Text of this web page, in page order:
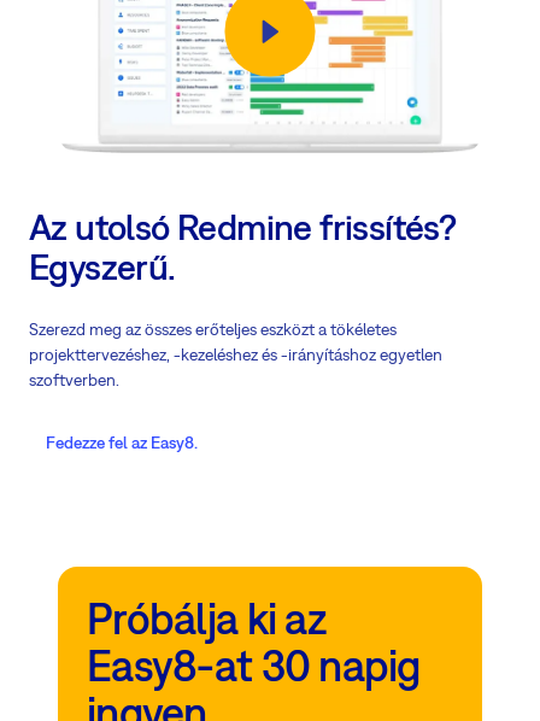
Az utolsó Redmine frissítés?
Egyszerű.
Szerezd meg az összes erőteljes eszközt a tökéletes
projekttervezéshez, -kezeléshez és -irányításhoz egyetlen
szoftverben.
Fedezze fel az Easy8.
Próbálja ki az
Easy8-at 30 napig